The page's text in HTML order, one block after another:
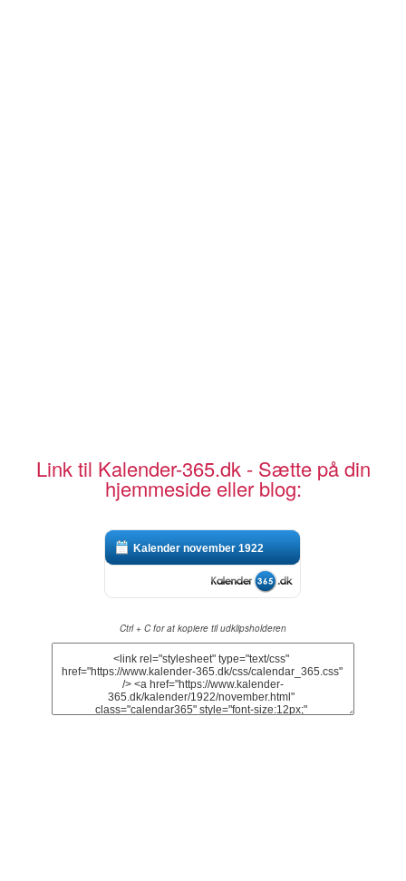
Link til Kalender-365.dk - Sætte på din
hjemmeside eller blog:
Kalender november 1922
Ctrl + C for at kopiere til udklipsholderen